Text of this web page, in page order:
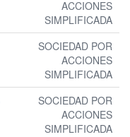
ACCIONES
SIMPLIFICADA
SOCIEDAD POR
ACCIONES
SIMPLIFICADA
SOCIEDAD POR
ACCIONES
SIMPLIFICADA